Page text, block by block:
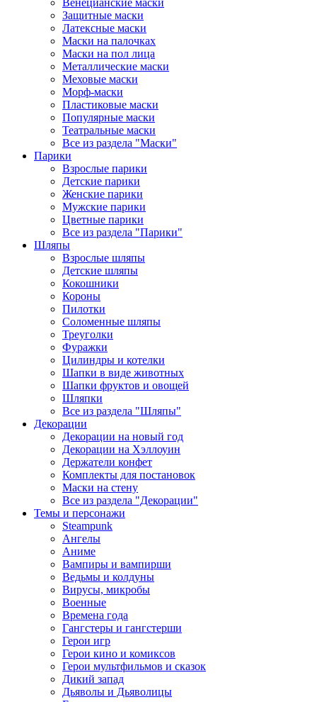
Венецианские маски
Защитные маски
Латексные маски
Маски на палочках
Маски на пол лица
Металлические маски
Меховые маски
Морф-маски
Пластиковые маски
Популярные маски
Театральные маски
Все из раздела "Маски"
Парики
Взрослые парики
Детские парики
Женские парики
Мужские парики
Цветные парики
Все из раздела "Парики"
Шляпы
Взрослые шляпы
Детские шляпы
Кокошники
Короны
Пилотки
Соломенные шляпы
Треуголки
Фуражки
Цилиндры и котелки
Шапки в виде животных
Шапки фруктов и овощей
Шляпки
Все из раздела "Шляпы"
Декорации
Декорации на новый год
Декорации на Хэллоуин
Держатели конфет
Комплекты для постановок
Маски на стену
Все из раздела "Декорации"
Темы и персонажи
Steampunk
Ангелы
Аниме
Вампиры и вампирши
Ведьмы и колдуны
Вирусы, микробы
Военные
Времена года
Гангстеры и гангстерши
Герои игр
Герои кино и комиксов
Герои мультфильмов и сказок
Дикий запад
Дьяволы и Дьяволицы